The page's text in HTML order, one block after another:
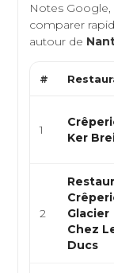
Notes Google,
comparer
autour de
#
1
Ker
2
Glacier
Chez
Ducs